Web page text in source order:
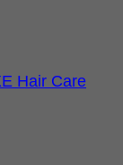
Hair Care